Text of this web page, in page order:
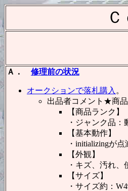
Ａ． 修理前の状況
オークションで落札購入 。
出品者コメント★商
【商品ランク】
・ジャンク品
【基本動作】
・initializingが
【外観】
・キズ、汚れ、
【サイズ】
・サイズ約：